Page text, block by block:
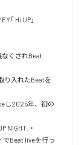
「 Hi UP」
なくされBeat
り入れたBeatを
し2025年、初の
NIGHT.・
でBeat liveを行っ